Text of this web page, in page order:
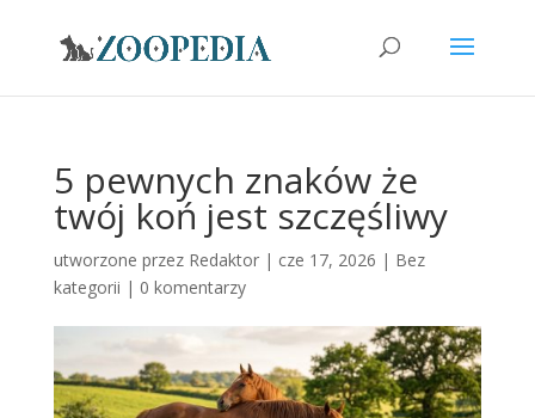
5 pewnych znaków że
twój koń jest szczęśliwy
utworzone przez Redaktor| cze 17, 2026 | Bez
kategorii | 0 komentarzy